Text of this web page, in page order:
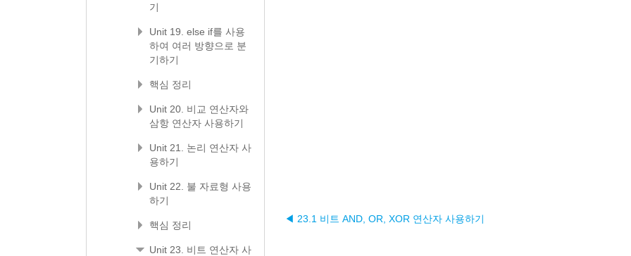
◀ 23.1 비트 AND, OR, XOR 연산자 사용하기
기
Unit 19. else if를 사용
하여 여러 방향으로 분
기하기
핵심 정리
Unit 20. 비교 연산자와
삼항 연산자 사용하기
Unit 21. 논리 연산자 사
용하기
Unit 22. 불 자료형 사용
하기
핵심 정리
Unit 23. 비트 연산자 사